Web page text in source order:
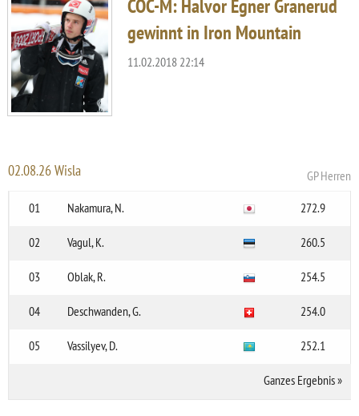
COC-M: Halvor Egner Granerud
gewinnt in Iron Mountain
11.02.2018 22:14
02.08.26 Wisla
GP Herren
01
Nakamura, N. 272.9
02 Vagul, K. 260.5
03 Oblak, R. 254.5
04 Deschwanden, G. 254.0
05 Vassilyev, D. 252.1
Ganzes Ergebnis»